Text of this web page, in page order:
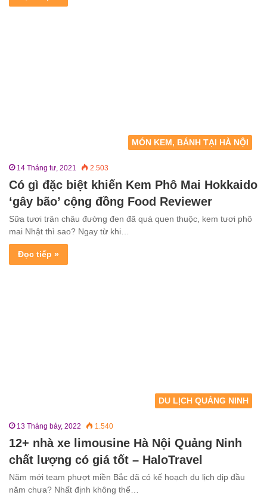
MÓN KEM, BÁNH TẠI HÀ NỘI
14 Tháng tư, 2021 2.503
Có gì đặc biệt khiến Kem Phô Mai Hokkaido
‘gây bão’ cộng đồng Food Reviewer
Sữa tươi trân châu đường đen đã quá quen thuộc, kem tươi phô
mai Nhật thì sao? Ngay từ khi…
Đọc tiếp »
DU LỊCH QUẢNG NINH
13 Tháng bảy, 2022 1.540
12+ nhà xe limousine Hà Nội Quảng Ninh
chất lượng có giá tốt – HaloTravel
Năm mới team phượt miền Bắc đã có kế hoạch du lịch dịp đầu
năm chưa? Nhất định không thể…